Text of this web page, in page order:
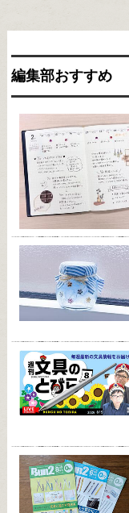
編集部おすすめ